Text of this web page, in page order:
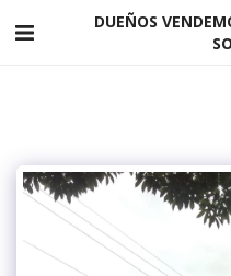
DUEÑOS